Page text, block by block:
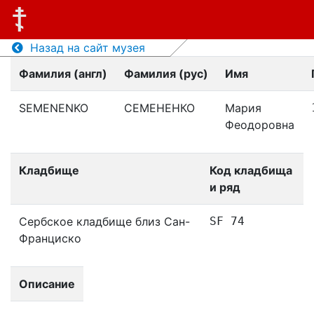
Назад на сайт музея
Фамилия (англ)
Фамилия (рус) Имя
SEMENENKO СЕМЕНЕНКО
Мария
Феодоровна
Кладбище
Код кладбища
и ряд
Сербское кладбище близ Сан-
Франциско
SF 74
Описание